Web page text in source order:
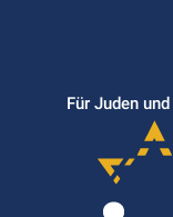
Für Juden